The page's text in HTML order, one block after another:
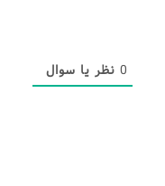
0 نظر یا سوال